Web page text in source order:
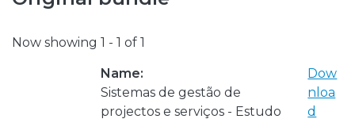
Now showing 1 - 1 of 1
Name:
Sistemas de gestão de
projectos e serviços - Estudo
Dow
nloa
d